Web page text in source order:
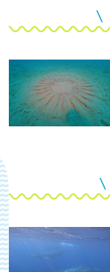
\
\